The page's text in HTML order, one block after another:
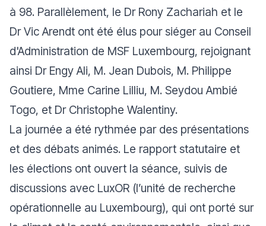
à 98. Parallèlement, le Dr Rony Zachariah et le
Dr Vic Arendt ont été élus pour siéger au Conseil
d'Administration de MSF Luxembourg, rejoignant
ainsi Dr Engy Ali, M. Jean Dubois, M. Philippe
Goutiere, Mme Carine Lilliu, M. Seydou Ambié
Togo, et Dr Christophe Walentiny.
La journée a été rythmée par des présentations
et des débats animés. Le rapport statutaire et
les élections ont ouvert la séance, suivis de
discussions avec LuxOR (l’unité de recherche
opérationnelle au Luxembourg), qui ont porté sur